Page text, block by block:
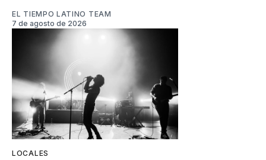
EL TIEMPO LATINO TEAM
7 de agosto de 2026
LOCALES